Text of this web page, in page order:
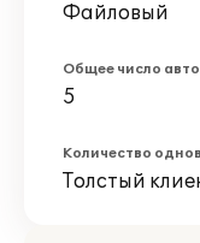
Файловый
Общее число
5
Количество
Толстый